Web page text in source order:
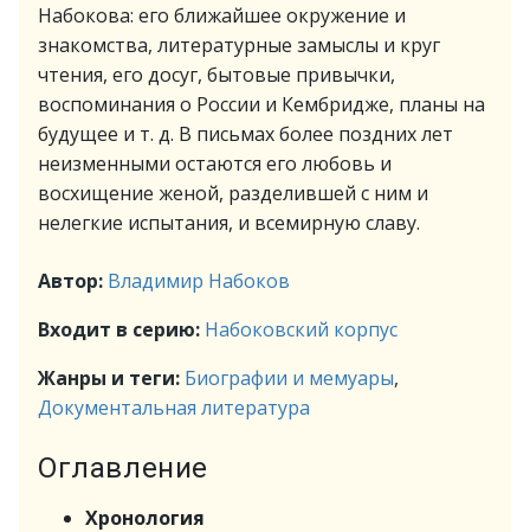
Набокова: его ближайшее окружение и
знакомства, литературные замыслы и круг
чтения, его досуг, бытовые привычки,
воспоминания о России и Кембридже, планы на
будущее и т. д. В письмах более поздних лет
неизменными остаются его любовь и
восхищение женой, разделившей с ним и
нелегкие испытания, и всемирную славу.
Автор: Владимир Набоков
Входит в серию: Набоковский корпус
Жанры и теги: Биографии и мемуары,
Документальная литература
Оглавление
Хронология